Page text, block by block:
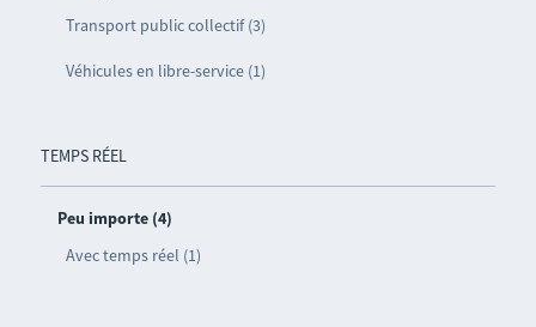
Transport public collectif (3)
Véhicules en libre-service (1)
TEMPS RÉEL
Peu importe (4)
Avec temps réel (1)